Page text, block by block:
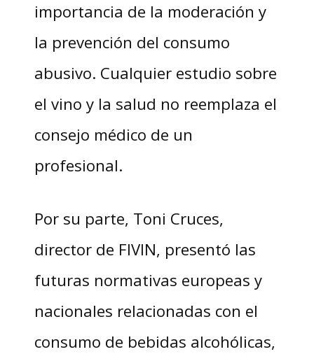
importancia de la moderación y
la prevención del consumo
abusivo. Cualquier estudio sobre
el vino y la salud no reemplaza el
consejo médico de un
profesional.
Por su parte, Toni Cruces,
director de FIVIN, presentó las
futuras normativas europeas y
nacionales relacionadas con el
consumo de bebidas alcohólicas,